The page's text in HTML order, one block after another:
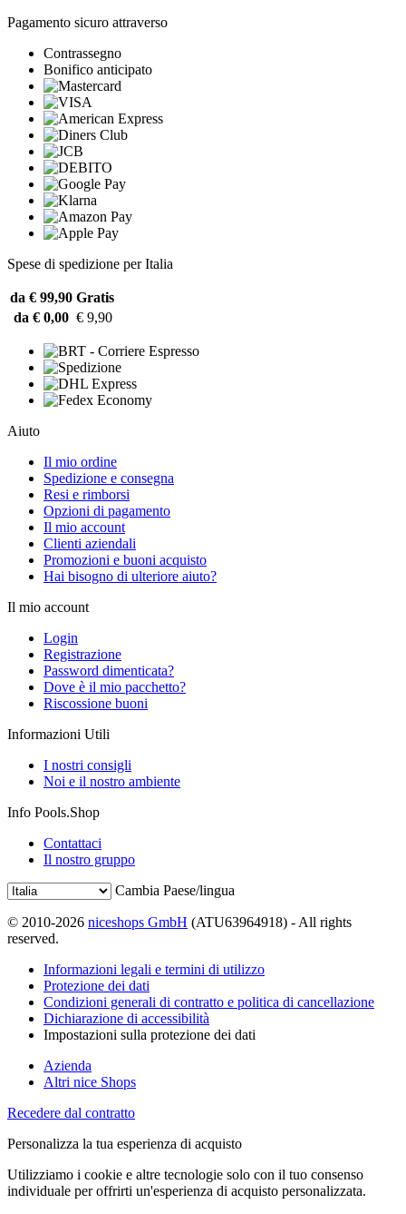
Pagamento sicuro attraverso
Contrassegno
Bonifico anticipato
Spese di spedizione per Italia
da € 99,90 Gratis
da € 0,00 € 9,90
Aiuto
Il mio ordine
Spedizione e consegna
Resi e rimborsi
Opzioni di pagamento
Il mio account
Clienti aziendali
Promozioni e buoni acquisto
Hai bisogno di ulteriore aiuto?
Il mio account
Login
Registrazione
Password dimenticata?
Dove è il mio pacchetto?
Riscossione buoni
Informazioni Utili
I nostri consigli
Noi e il nostro ambiente
Info Pools.Shop
Contattaci
Il nostro gruppo
Cambia Paese/lingua
© 2010-2026 niceshops GmbH (ATU63964918) - All rights
reserved.
Informazioni legali e termini di utilizzo
Protezione dei dati
Condizioni generali di contratto e politica di cancellazione
Dichiarazione di accessibilità
Impostazioni sulla protezione dei dati
Azienda
Altri nice Shops
Recedere dal contratto
Personalizza la tua esperienza di acquisto
Utilizziamo i cookie e altre tecnologie solo con il tuo consenso
individuale per offrirti un'esperienza di acquisto personalizzata.